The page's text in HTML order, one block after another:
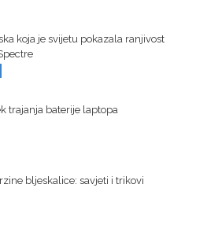
koja je svijetu pokazala ranjivost
trajanja baterije laptopa
bljeskalice: savjeti i trikovi